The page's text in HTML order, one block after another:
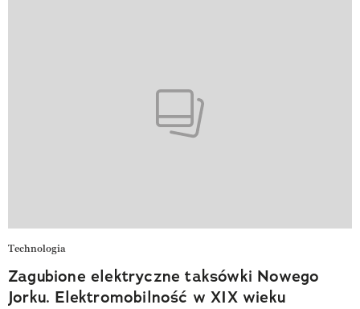
Technologia
Zagubione elektryczne taksówki Nowego
Jorku. Elektromobilność w XIX wieku